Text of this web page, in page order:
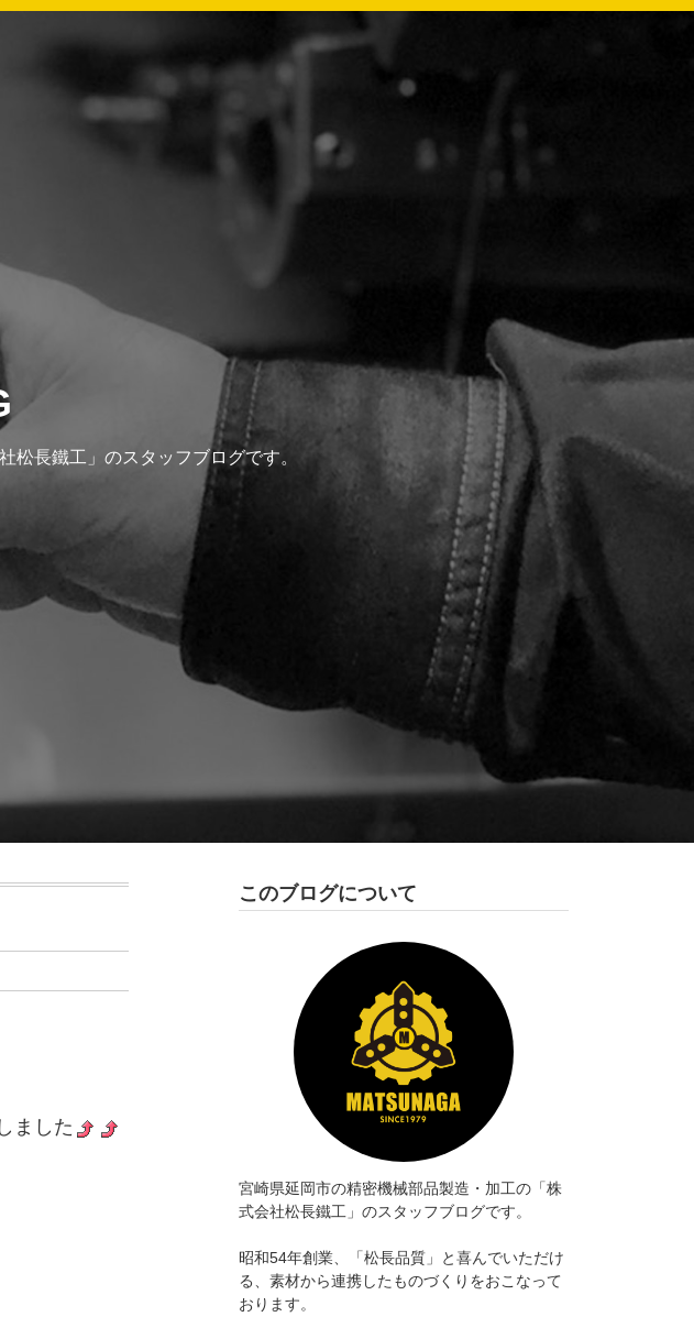
松長鐵工」のスタッフブログです。
ました
このブログについて
宮崎県延岡市の精密機械部品製造・加工の「株
式会社松長鐵工」のスタッフブログです。
昭和54年創業、「松長品質」と喜んでいただけ
る、素材から連携したものづくりをおこなって
おります。